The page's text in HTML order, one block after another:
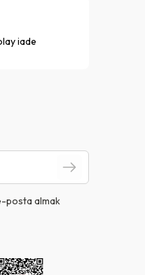
iade
posta almak